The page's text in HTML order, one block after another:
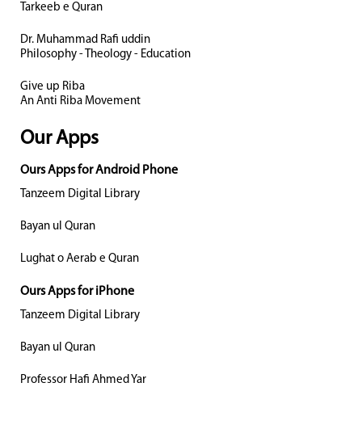
Tarkeeb e Quran
Dr. Muhammad Rafi uddin
Philosophy - Theology - Education
Give up Riba
An Anti Riba Movement
Our Apps
Ours Apps for Android Phone
Tanzeem Digital Library
Bayan ul Quran
Lughat o Aerab e Quran
Ours Apps for iPhone
Tanzeem Digital Library
Bayan ul Quran
Professor Hafi Ahmed Yar